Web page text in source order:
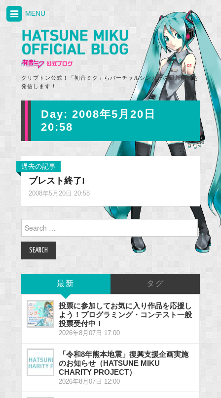
クリプトン公式！「初音ミク」らバーチャルシンガーの最新情報を
発信します！
MENU
Day: 2008年5月20日
20:58
過去の記事
ブレスト終了!
2008年5月20日 20:58
Search
for:
最新 タグ
投票に参加してお気に入り作品を応援し
よう！プログラミング・コンテスト一般
投票受付中！
2026年8月07日 17:00
「令和8年熊本地震」復興支援企画実施
のお知らせ（HATSUNE MIKU
CHARITY PROJECT）
2026年8月07日 12:00